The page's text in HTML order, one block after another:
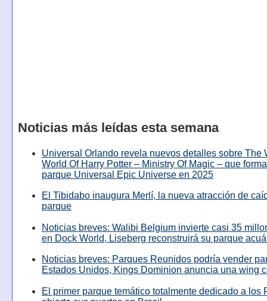
Noticias más leídas esta semana
Universal Orlando revela nuevos detalles sobre The
World Of Harry Potter – Ministry Of Magic – que
parque Universal Epic Universe en 2025
El Tibidabo inaugura Merlí, la nueva atracción de
parque
Noticias breves: Walibi Belgium invierte casi 35
en Dock World, Liseberg reconstruirá su parque
Noticias breves: Parques Reunidos podría vender
Estados Unidos, Kings Dominion anuncia una wing
El primer parque temático totalmente dedicado a los